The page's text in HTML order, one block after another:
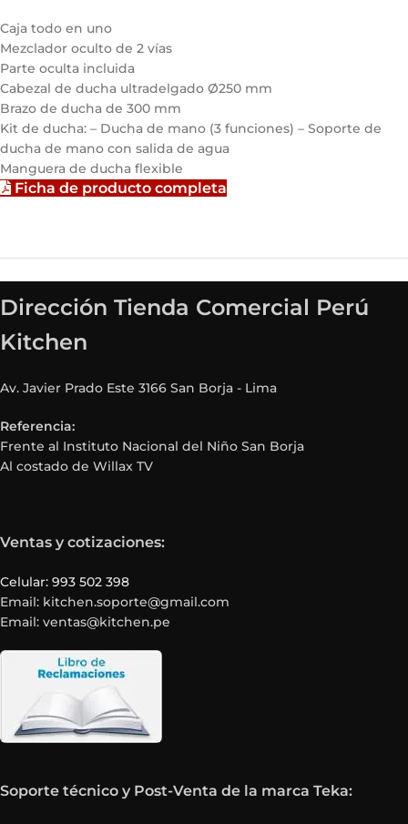
Caja todo en uno
Mezclador oculto de 2 vías
Parte oculta incluida
Cabezal de ducha ultradelgado Ø250 mm
Brazo de ducha de 300 mm
Kit de ducha: – Ducha de mano (3 funciones) – Soporte de
ducha de mano con salida de agua
Manguera de ducha flexible
Ficha de producto completa
Dirección Tienda Comercial Perú
Kitchen
Av. Javier Prado Este 3166 San Borja - Lima
Referencia:
Frente al Instituto Nacional del Niño San Borja
Al costado de Willax TV
Ventas y cotizaciones:
Celular: 993 502 398
Email: kitchen.soporte@gmail.com
Email: ventas@kitchen.pe
Soporte técnico y Post-Venta de la marca Teka: